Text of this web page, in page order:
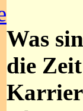
Was
die